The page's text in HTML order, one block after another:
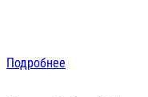
Подробнее